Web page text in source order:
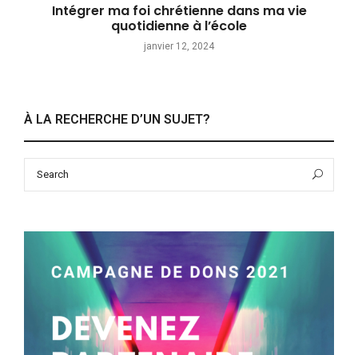
Intégrer ma foi chrétienne dans ma vie
quotidienne à l’école
janvier 12, 2024
À LA RECHERCHE D’UN SUJET?